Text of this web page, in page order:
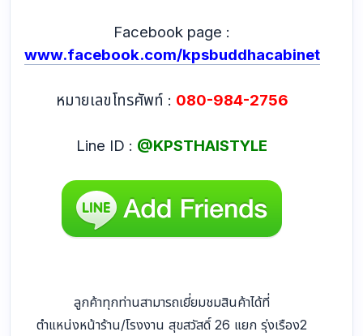
Facebook page :
www.facebook.com/kpsbuddhacabinet
หมายเลขโทรศัพท์ : 080-984-2756
Line ID : @KPSTHAISTYLE
ลูกค้าทุกท่านสามารถเยี่ยมชมสินค้าได้ที่
ตำแหน่งหน้าร้าน/โรงงาน สุขสวัสดิ์ 26 แยก รุ่งเรือง2